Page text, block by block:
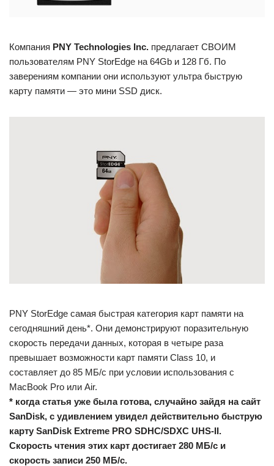
Компания PNY Technologies Inc. предлагает СВОИМ
пользователям PNY StorEdge на 64Gb и 128 Гб. По
заверениям компании они используют ультра быструю
карту памяти — это мини SSD диск.
PNY StorEdge самая быстрая категория карт памяти на
сегодняшний день*. Они демонстрируют поразительную
скорость передачи данных, которая в четыре раза
превышает возможности карт памяти Class 10, и
составляет до 85 МБ/с при условии использования с
MacBook Pro или Air.
* когда статья уже была готова, случайно зайдя на сайт
SanDisk, с удивлением увидел действительно быструю
карту SanDisk Extreme PRO SDHC/SDXC UHS-II.
Скорость чтения этих карт достигает 280 МБ/с и
скорость записи 250 МБ/с.